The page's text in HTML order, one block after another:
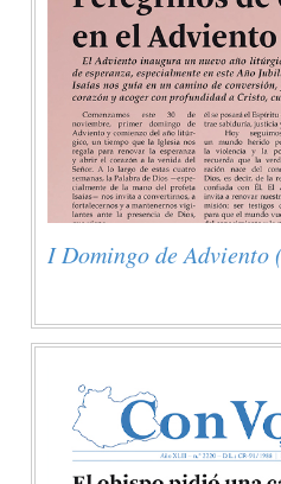
I Domingo de Adviento